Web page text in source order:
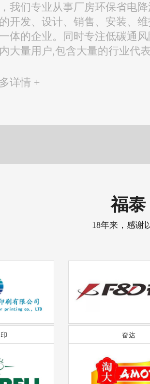
我们专业从事厂房环保省电
开发、设计、销售、安装、
体的企业。同时专注低碳通
大量用户,包含大量的行业代
详情 +
福泰
18年来，感谢
奋达